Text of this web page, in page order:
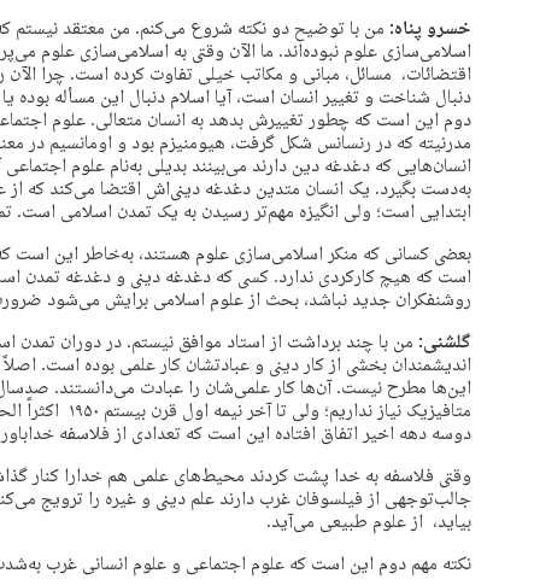
خسرو پناه: من با توضیح دو نکته شروع می‌کنم. من معتقد نیستم
اسلامی‌سازی علوم نبوده‌اند. ما الآن وقتی به اسلامی‌سازی علوم
اقتضائات، مسائل، مبانی و مکاتب خیلی تفاوت کرده است. چرا
دنبال شناخت و تغییر انسان است، آیا اسلام دنبال این مسأله بوده
دوم این است که چطور تغییرش بدهد به انسان متعالی. علوم
مدرنیته که در رنسانس شکل گرفت، هیومنیزم بود و اومانسیم در
انسان‌هایی که دغدغه دین دارند می‌بینند بدیلی به‌نام علوم
به‌دست بگیرد. یک انسان متدین دغدغه دینی‌اش اقتضا می‌کند که
ابتدایی است؛ ولی انگیزه مهم‌تر رسیدن به یک تمدن اسلامی است.
بعضی کسانی که منکر اسلامی‌سازی علوم هستند، به‌خاطر این است
است که هیچ کارکردی ندارد. کسی که دغدغه دینی و دغدغه تمدن
روشنفکران جدید نباشد، بحث از علوم اسلامی برایش می‌شود
گلشنی: من با چند برداشت از استاد موافق نیستم. در دوران
اندیشمندان بخشی از کار دینی و عبادتشان کار علمی بوده است.
این‌ها مطرح نیست. آن‌ها کار علمی‌شان را عبادت می‌دانستند.
متافیزیک نیاز
دوسه دهه اخیر اتفاق افتاده این است که تعدادی از فلاسفه
وقتی فلاسفه به خدا پشت کردند محیط‌های علمی هم خدارا کنار
جالب‌توجهی از فیلسوفان غرب دارند علم دینی و غیره را ترویج
بیاید، از علوم طبیعی می‌آید.
نکته مهم دوم این است که علوم اجتماعی و علوم انسانی غرب